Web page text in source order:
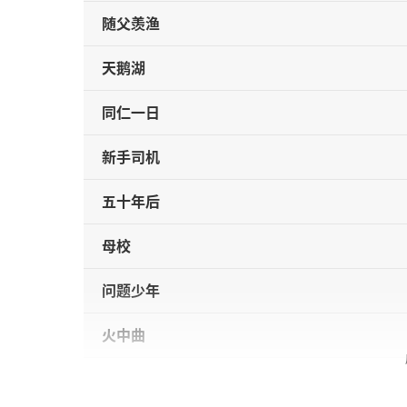
随父羡渔
天鹅湖
同仁一日
新手司机
五十年后
母校
问题少年
火中曲